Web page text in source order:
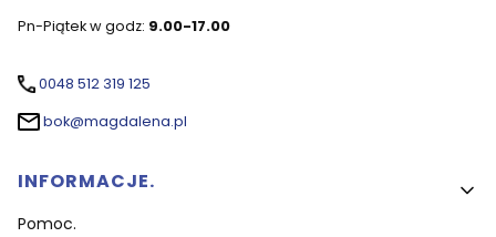
Pn-Piątek w godz: 9.00-17.00
0048 512 319 125
bok@magdalena.pl
Linki w stopce
INFORMACJE.
Pomoc.